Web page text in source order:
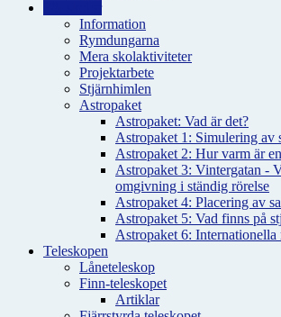
Information
Rymdungarna
Mera skolaktiviteter
Projektarbete
Stjärnhimlen
Astropaket
Astropaket: Vad är det?
Astropaket 1: Simulering av
Astropaket 2: Hur varm är
Astropaket 3: Vintergatan -
omgivning i ständig rörelse
Astropaket 4: Placering av
Astropaket 5: Vad finns på
Astropaket 6: Internationella
Teleskopen
Låneteleskop
Finn-teleskopet
Artiklar